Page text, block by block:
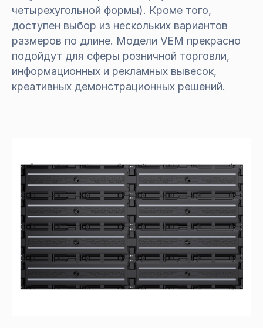
четырехугольной формы). Кроме того,
доступен выбор из нескольких вариантов
размеров по длине. Модели VEM прекрасно
подойдут для сферы розничной торговли,
информационных и рекламных вывесок,
креативных демонстрационных решений.